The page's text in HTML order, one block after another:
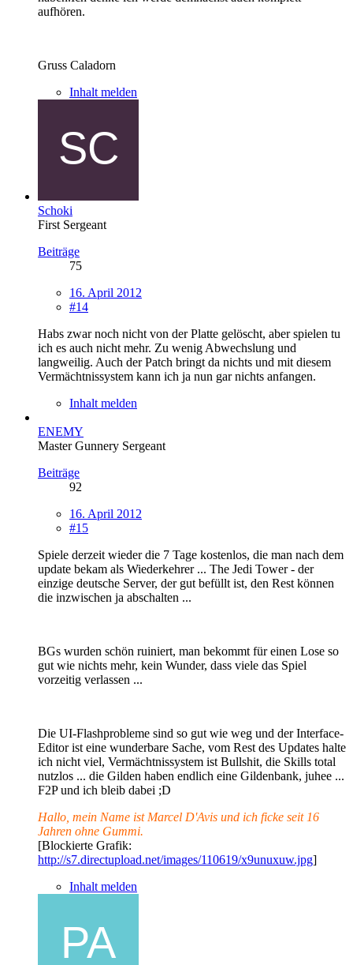
aufhören.
Gruss Caladorn
Inhalt melden
Schoki
First Sergeant
Beiträge
75
16. April 2012
#14
Habs zwar noch nicht von der Platte gelöscht, aber spielen tu
ich es auch nicht mehr. Zu wenig Abwechslung und
langweilig. Auch der Patch bringt da nichts und mit diesem
Vermächtnissystem kann ich ja nun gar nichts anfangen.
Inhalt melden
ENEMY
Master Gunnery Sergeant
Beiträge
92
16. April 2012
#15
Spiele derzeit wieder die 7 Tage kostenlos, die man nach dem
update bekam als Wiederkehrer ... The Jedi Tower - der
einzige deutsche Server, der gut befüllt ist, den Rest können
die inzwischen ja abschalten ...
BGs wurden schön ruiniert, man bekommt für einen Lose so
gut wie nichts mehr, kein Wunder, dass viele das Spiel
vorzeitig verlassen ...
Die UI-Flashprobleme sind so gut wie weg und der Interface-
Editor ist eine wunderbare Sache, vom Rest des Updates halte
ich nicht viel, Vermächtnissystem ist Bullshit, die Skills total
nutzlos ... die Gilden haben endlich eine Gildenbank, juhee ...
F2P und ich bleib dabei ;D
Hallo, mein Name ist Marcel D'Avis und ich ficke seit 16
Jahren ohne Gummi.
[Blockierte Grafik:
http://s7.directupload.net/images/110619/x9unuxuw.jpg]
Inhalt melden